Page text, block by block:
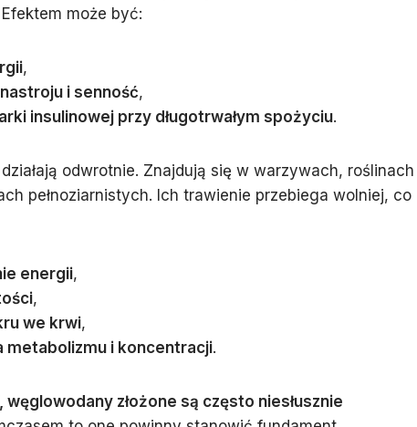
może być:
,
i senność,
insulinowej przy długotrwałym spożyciu.
działają odwrotnie. Znajdują się w warzywach, roślinach
pełnoziarnistych. Ich trawienie przebiega wolniej, co
energii,
,
we krwi,
metabolizmu i koncentracji.
złożone są często niesłusznie